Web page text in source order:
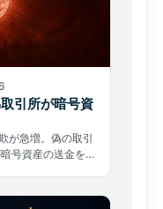
引所が暗号資
が急増。偽の取引
号資産の送金を要